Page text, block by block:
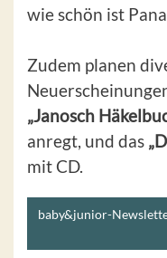
wie schön ist
Zudem planen
„Janosch
anregt, und das
mit CD.
baby&junior-